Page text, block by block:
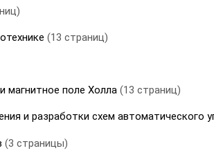
(13 страниц)
магнитное поле Холла (13 страниц)
и разработки схем автоматического
(3 страницы)